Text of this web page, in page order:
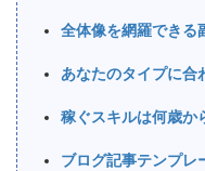
全体像を網羅できる
あなたのタイプに合
稼ぐスキルは何歳か
ブログ記事テンプレ